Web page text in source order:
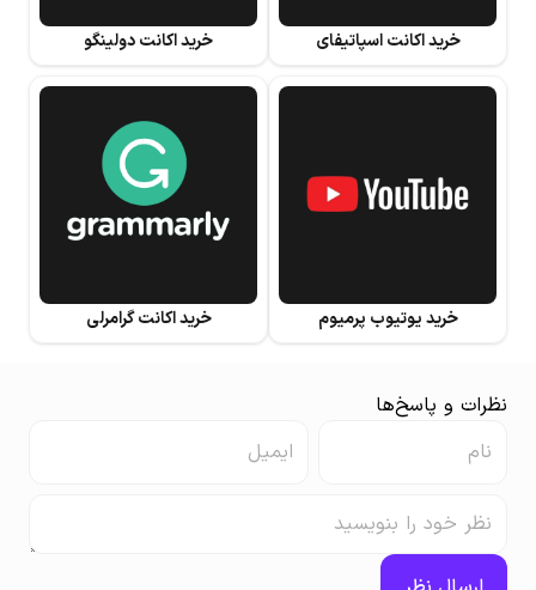
خرید اکانت اسپاتیفای خرید اکانت دولینگو
خرید یوتیوب پرمیوم خرید اکانت گرامرلی
نظرات و پاسخ‌ها